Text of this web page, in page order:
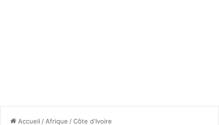
Accueil / Afrique /Côte d'Ivoire